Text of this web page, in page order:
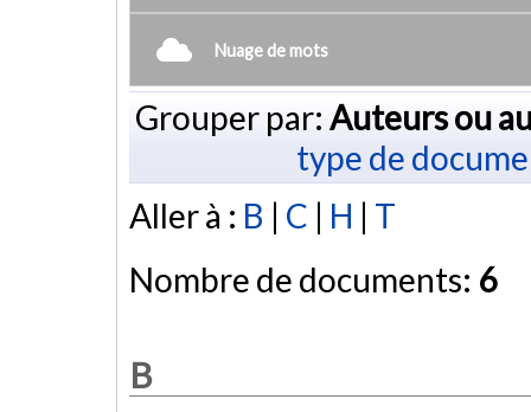
Nuage de mots
Grouper par: Auteurs ou
type de
Aller à : B | C | H | T
Nombre de documents: 6
B